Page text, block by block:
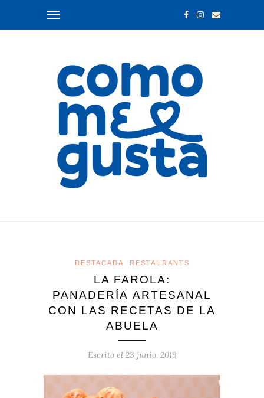
DESTACADA RESTAURANTS
LA FAROLA:
PANADERÍA ARTESANAL
CON LAS RECETAS DE LA
ABUELA
Escrito el 23 junio, 2019